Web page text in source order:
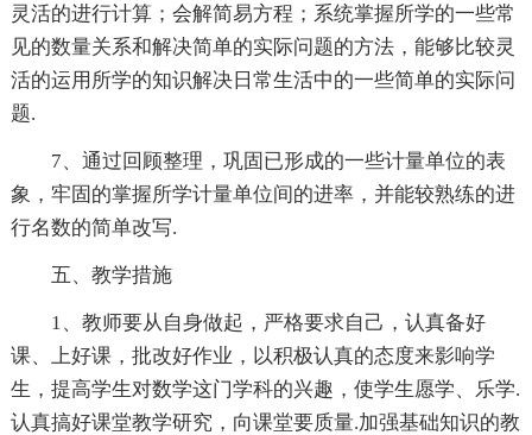
灵活的进行计算；会解简易方程；系统掌握所学的一些常
见的数量关系和解决简单的实际问题的方法，能够比较灵
活的运用所学的知识解决日常生活中的一些简单的实际问
题.
7、通过回顾整理，巩固已形成的一些计量单位的表
象，牢固的掌握所学计量单位间的进率，并能较熟练的进
行名数的简单改写.
五、教学措施
1、教师要从自身做起，严格要求自己，认真备好
课、上好课，批改好作业，以积极认真的态度来影响学
生，提高学生对数学这门学科的兴趣，使学生愿学、乐学.
认真搞好课堂教学研究，向课堂要质量.加强基础知识的教